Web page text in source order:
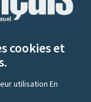
cookies et
utilisationEn